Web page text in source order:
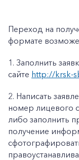
Переход на
формате
1. Заполнить
сайте http://krsk-
2. Написать
номер лицевого
либо заполнить
получение